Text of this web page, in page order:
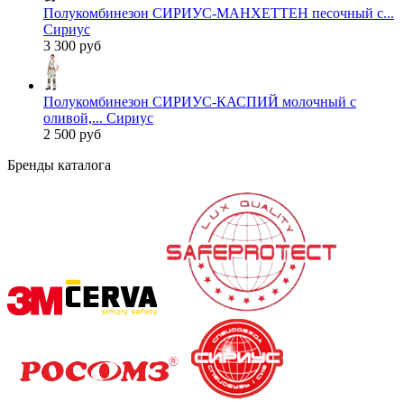
Полукомбинезон СИРИУС-МАНХЕТТЕН песочный с...
Сириус
3 300 руб
Полукомбинезон СИРИУС-КАСПИЙ молочный с
оливой,... Сириус
2 500 руб
Бренды каталога